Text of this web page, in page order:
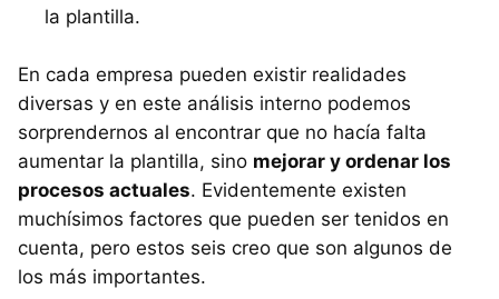
la plantilla.
En cada empresa pueden existir realidades
diversas y en este análisis interno podemos
sorprendernos al encontrar que no hacía falta
aumentar la plantilla, sino mejorar y ordenar los
procesos actuales. Evidentemente existen
muchísimos factores que pueden ser tenidos en
cuenta, pero estos seis creo que son algunos de
los más importantes.